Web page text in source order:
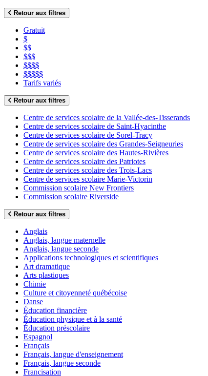
Retour aux filtres
Gratuit
$
$$
$$$
$$$$
$$$$$
Tarifs variés
Retour aux filtres
Centre de services scolaire de la Vallée-des-Tisserands
Centre de services scolaire de Saint-Hyacinthe
Centre de services scolaire de Sorel-Tracy
Centre de services scolaire des Grandes-Seigneuries
Centre de services scolaire des Hautes-Rivières
Centre de services scolaire des Patriotes
Centre de services scolaire des Trois-Lacs
Centre de services scolaire Marie-Victorin
Commission scolaire New Frontiers
Commission scolaire Riverside
Retour aux filtres
Anglais
Anglais, langue maternelle
Anglais, langue seconde
Applications technologiques et scientifiques
Art dramatique
Arts plastiques
Chimie
Culture et citoyenneté québécoise
Danse
Éducation financière
Éducation physique et à la santé
Éducation préscolaire
Espagnol
Français
Français, langue d'enseignement
Français, langue seconde
Francisation